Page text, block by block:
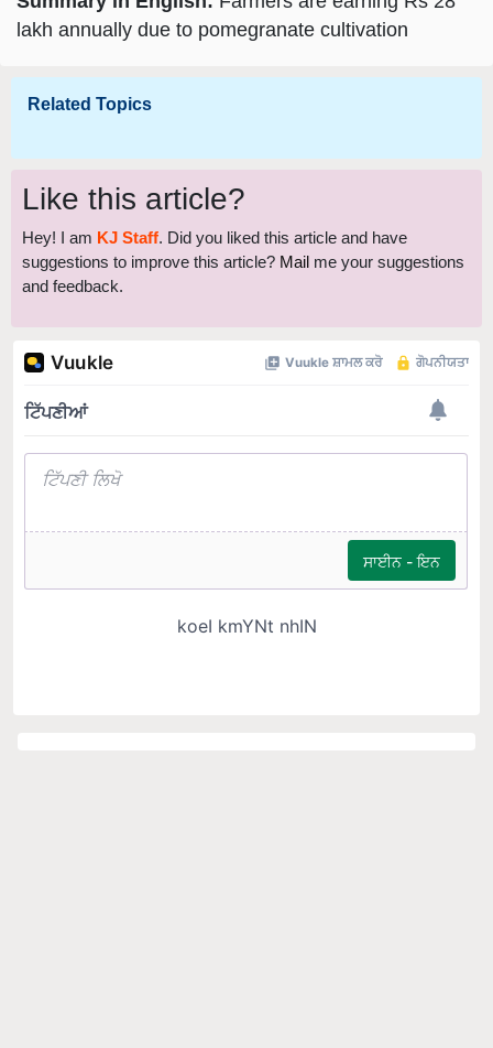
lakh annually due to pomegranate cultivation
Related Topics
Like this article?
Hey! I am KJ Staff. Did you liked this article and have
suggestions to improve this article? Mail me your suggestions
and feedback.